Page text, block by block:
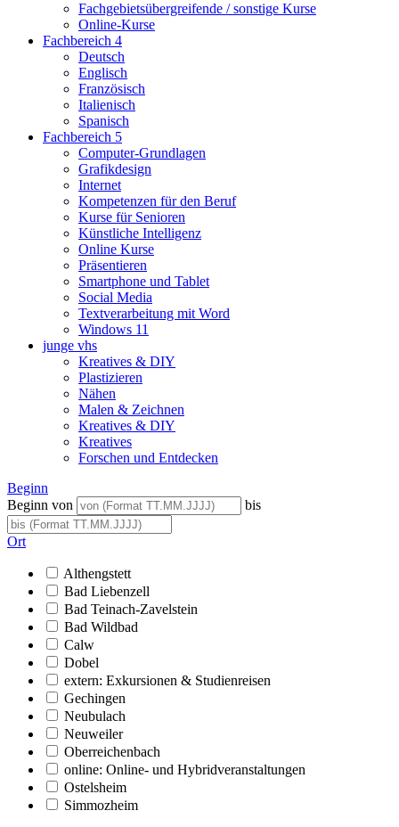
Fachgebietsübergreifende / sonstige Kurse
Online-Kurse
Fachbereich 4
Deutsch
Englisch
Französisch
Italienisch
Spanisch
Fachbereich 5
Computer-Grundlagen
Grafikdesign
Internet
Kompetenzen für den Beruf
Kurse für Senioren
Künstliche Intelligenz
Online Kurse
Präsentieren
Smartphone und Tablet
Social Media
Textverarbeitung mit Word
Windows 11
junge vhs
Kreatives & DIY
Plastizieren
Nähen
Malen & Zeichnen
Kreatives & DIY
Kreatives
Forschen und Entdecken
Beginn
Beginn von
bis
Ort
Althengstett
Bad Liebenzell
Bad Teinach-Zavelstein
Bad Wildbad
Calw
Dobel
extern: Exkursionen & Studienreisen
Gechingen
Neubulach
Neuweiler
Oberreichenbach
online: Online- und Hybridveranstaltungen
Ostelsheim
Simmozheim